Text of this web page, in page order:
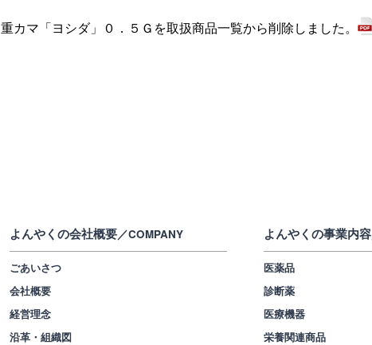
重カマ「ヨシダ」０．５Ｇを取扱商品一覧から削除しました。
よんやくの会社概要／COMPANY
ごあいさつ
会社概要
経営理念
沿革・組織図
よんやくの事業内容
医薬品
診断薬
医療機器
栄養関連商品